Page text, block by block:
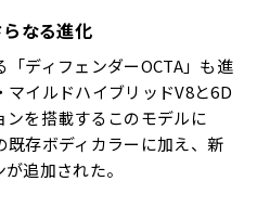
なる進化
ディフェンダーOCTA」も進
イルドハイブリッドV8と6D
を搭載するこのモデルに
既存ボディカラーに加え、新
追加された。